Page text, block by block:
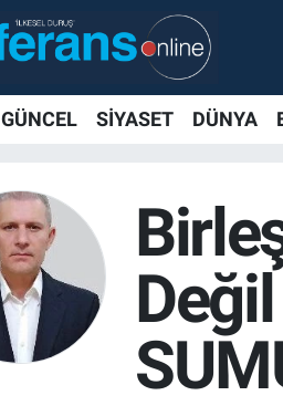
GÜNCEL SİYASET DÜNYA